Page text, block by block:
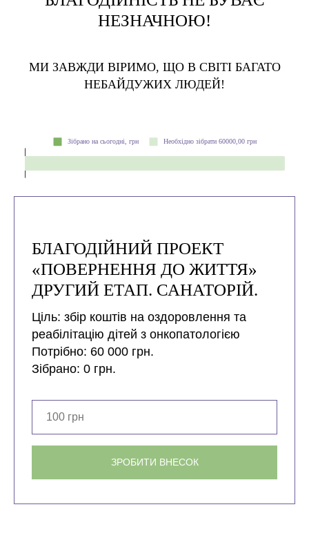
НЕЗНАЧНОЮ!
МИ ЗАВЖДИ ВІРИМО, ЩО В СВІТІ БАГАТО
НЕБАЙДУЖИХ ЛЮДЕЙ!
БЛАГОДІЙНИЙ ПРОЕКТ
«ПОВЕРНЕННЯ ДО ЖИТТЯ»
ДРУГИЙ ЕТАП. САНАТОРІЙ.
Ціль: збір коштів на оздоровлення та
реабілітацію дітей з онкопатологією
Потрібно: 60 000 грн.
Зібрано: 0 грн.
ЗРОБИТИ ВНЕСОК